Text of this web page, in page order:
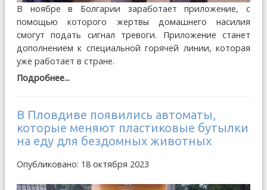
В ноябре в Болгарии заработает приложение, с
помощью которого жертвы домашнего насилия
смогут подать сигнал тревоги. Приложение станет
дополнением к специальной горячей линии, которая
уже работает в стране.
Подробнее...
В Пловдиве появились автоматы,
которые меняют пластиковые бутылки
на еду для бездомных животных
Опубликовано: 18 октября 2023